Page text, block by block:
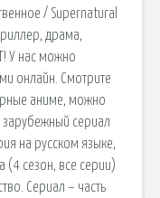
/ Supernatural
драма,
У нас можно
онлайн. Смотрите
аниме, можно
сериал
на русском языке,
(4 сезон, все серии)
Сериал – часть